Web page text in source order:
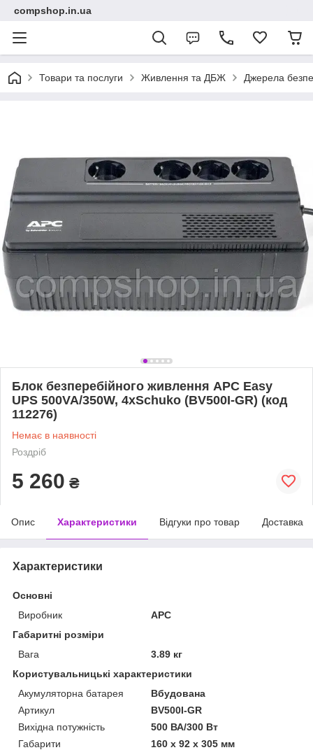
compshop.in.ua
Товари та послуги Живлення та ДБЖ Джерела
Блок безперебійного живлення APC Easy
UPS 500VA/350W, 4xSchuko (BV500I-GR) (код
112276)
Немає в наявності
Роздріб
5 260 ₴
Опис Характеристики Відгуки про товар Доставка
Характеристики
Основні
Виробник
APC
Габаритні розміри
Вага
3.89 кг
Користувальницькі характеристики
Акумуляторна батарея
Вбудована
Артикул
BV500I-GR
Вихідна потужність
500 ВА/300 Вт
Габарити
160 x 92 x 305 мм